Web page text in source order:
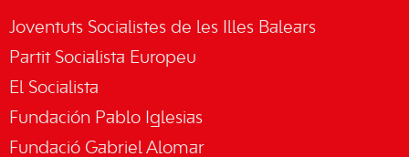
Joventuts Socialistes de les Illes Balears
Partit Socialista Europeu
El Socialista
Fundación Pablo Iglesias
Fundació Gabriel Alomar